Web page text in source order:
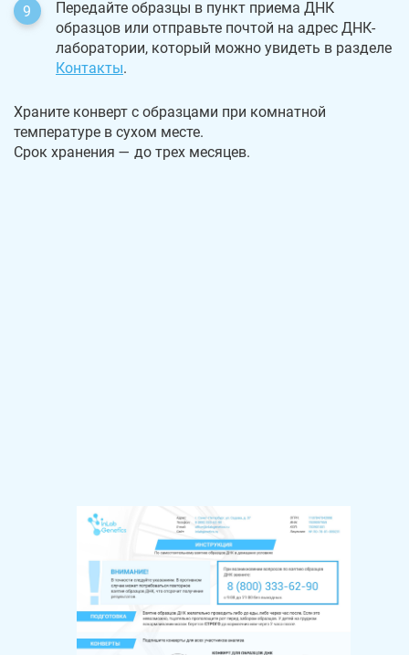
Передайте образцы в пункт приема ДНК
образцов или отправьте почтой на адрес ДНК-
лаборатории, который можно увидеть в разделе
Контакты.
Храните конверт с образцами при комнатной
температуре в сухом месте.
Срок хранения — до трех месяцев.